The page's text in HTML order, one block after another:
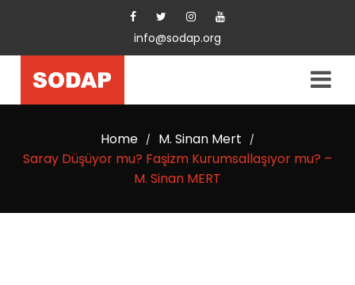
info@sodap.org
Home / M. Sinan Mert /
Saray Düşüyor mu? Faşizm Kurumsallaşıyor mu? –
M. Sinan MERT